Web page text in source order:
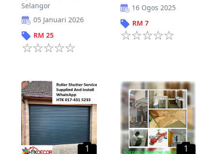
Selangor
05 Januari 2026
RM 25
16 Ogos 2025
RM 7
1 1